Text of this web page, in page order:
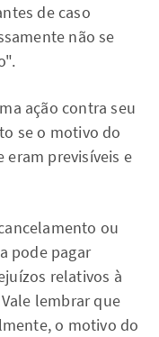
de caso
não se
ação contra seu
se o motivo do
eram previsíveis e
ou
pode pagar
relativos à
lembrar que
o motivo do